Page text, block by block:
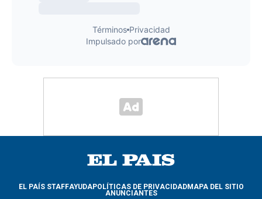
EL PAÍS STAFFAYUDAPOLÍTICAS DE PRIVACIDADMAPA DEL SITIO
ANUNCIANTES